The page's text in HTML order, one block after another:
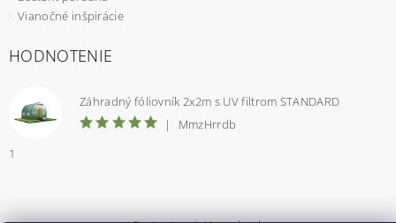
Vianočné inšpirácie
HODNOTENIE
Záhradný fóliovník 2x2m s UV filtrom STANDARD
|
MmzHrrdb
1